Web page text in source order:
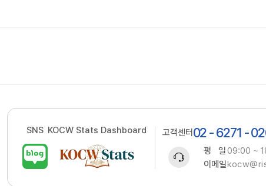
SNS KOCW Stats Dashboard 고객센터 02 - 6271 -
평 일09:00 ~
이메일